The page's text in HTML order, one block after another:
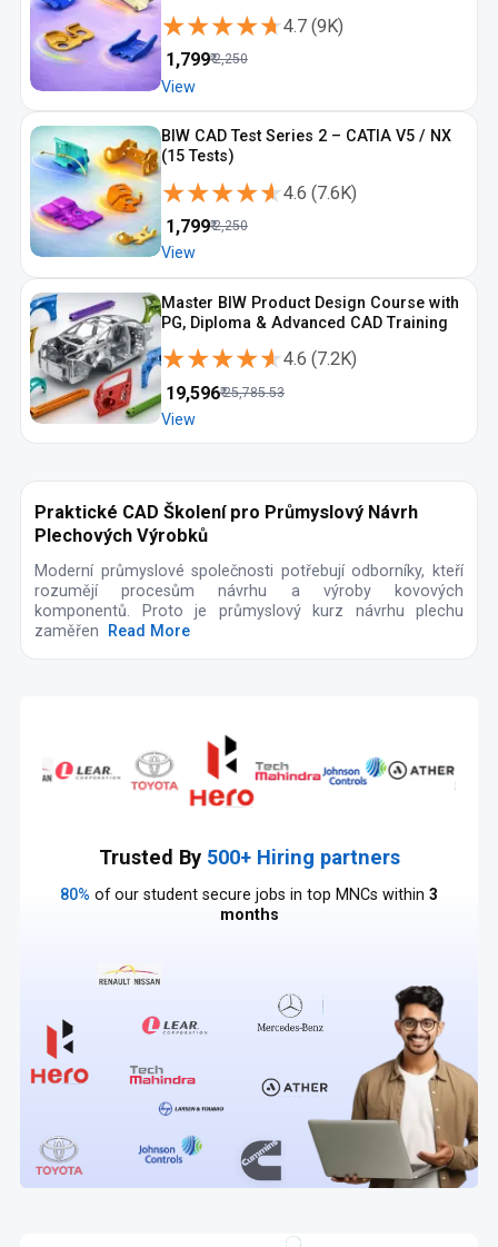
★★★★★
★★★★★4.7 (9K)
1,799₹2,250
View
BIW CAD Test Series 2 – CATIA V5 / NX
(15 Tests)
★★★★★
★★★★★4.6 (7.6K)
1,799₹2,250
View
Master BIW Product Design Course with
PG, Diploma & Advanced CAD Training
★★★★★
★★★★★4.6 (7.2K)
19,596₹25,785.53
View
Praktické CAD Školení pro Průmyslový Návrh
Plechových Výrobků
Moderní průmyslové společnosti potřebují odborníky, kteří
rozumějí procesům návrhu a výroby kovových
komponentů. Proto je průmyslový kurz návrhu plechu
zaměřen
Read More
Trusted By 500+ Hiring partners
80% of our student secure jobs in top MNCs within 3
months